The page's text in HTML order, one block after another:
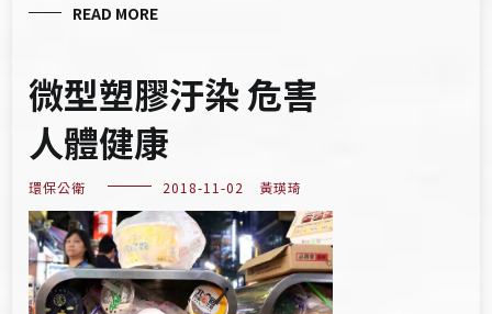
READ MORE
微型塑膠汙染 危害
人體健康
環保公衛 2018-11-02 黃瑛琦